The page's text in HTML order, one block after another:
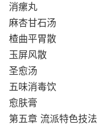
消瘰丸
麻杏甘石汤
楂曲平胃散
玉屏风散
圣愈汤
五味消毒饮
愈肤膏
第五章 流派特色技法